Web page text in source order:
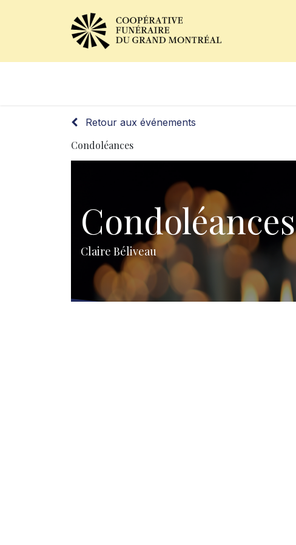
Retour aux événements
Condoléances
Condoléances
Claire Béliveau